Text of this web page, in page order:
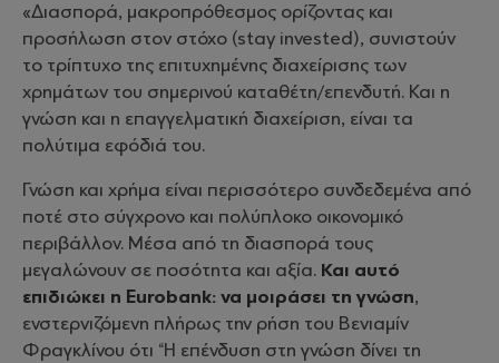
«Διασπορά, μακροπρόθεσμος ορίζοντας και
προσήλωση στον στόχο (stay invested), συνιστούν
το τρίπτυχο της επιτυχημένης διαχείρισης των
χρημάτων του σημερινού καταθέτη/επενδυτή. Και η
γνώση και η επαγγελματική διαχείριση, είναι τα
πολύτιμα εφόδιά του.
Γνώση και χρήμα είναι περισσότερο συνδεδεμένα από
ποτέ στο σύγχρονο και πολύπλοκο οικονομικό
περιβάλλον. Μέσα από τη διασπορά τους
μεγαλώνουν σε ποσότητα και αξία. Και αυτό
επιδιώκει η Eurobank: να μοιράσει τη γνώση,
ενστερνιζόμενη πλήρως την ρήση του Βενιαμίν
Φραγκλίνου ότι “Η επένδυση στη γνώση δίνει τη